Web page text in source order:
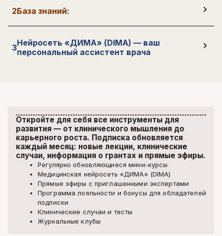
2База знаний:
3Нейросеть «ДИМА» (DIMA) — ваш
персональный ассистент врача
Откройте для себя все инструменты для
развития — от клинического мышления до
карьерного роста. Подписка обновляется
каждый месяц: новые лекции, клинические
случаи, информация о грантах и прямые эфиры.
Регулярно обновляющиеся мини-курсы
Медицинская нейросеть «ДИМА» (DIMA)
Прямые эфиры с приглашенными экспертами
Программа лояльности и бонусы для обладателей
подписки
Клинические случаи и тесты
Журнальные клубы